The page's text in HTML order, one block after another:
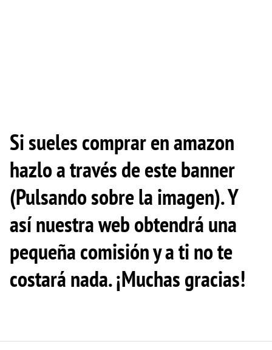
Si sueles comprar en amazon
hazlo a través de este banner
(Pulsando sobre la imagen). Y
así nuestra web obtendrá una
pequeña comisión y a ti no te
costará nada. ¡Muchas gracias!